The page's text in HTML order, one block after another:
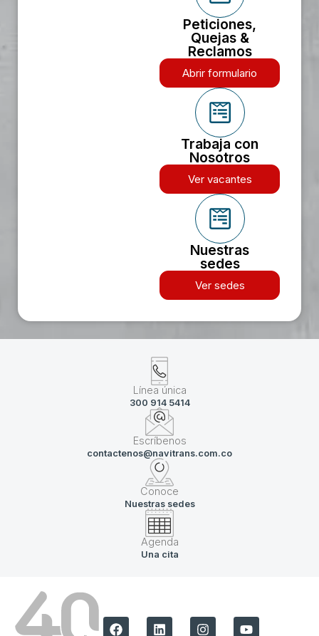
Peticiones,
Quejas &
Reclamos
Abrir formulario
Trabaja con
Nosotros
Ver vacantes
Nuestras
sedes
Ver sedes
Línea única
300 914 5414
Escríbenos
contactenos@navitrans.com.co
Conoce
Nuestras sedes
Agenda
Una cita